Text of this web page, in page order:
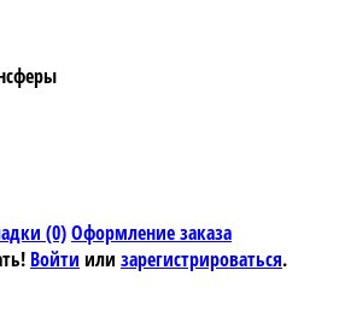
(0)Оформление заказа
Войти или зарегистрироваться.